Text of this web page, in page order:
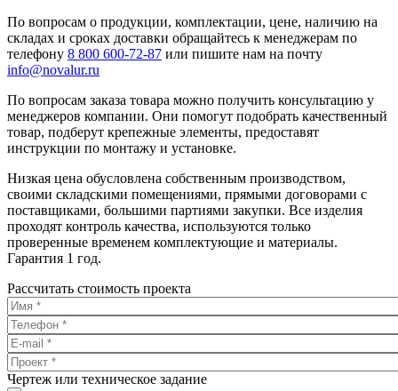
По вопросам о продукции, комплектации, цене, наличию на
складах и сроках доставки обращайтесь к менеджерам по
телефону 8 800 600-72-87 или пишите нам на почту
info@novalur.ru
По вопросам заказа товара можно получить консультацию у
менеджеров компании. Они помогут подобрать качественный
товар, подберут крепежные элементы, предоставят
инструкции по монтажу и установке.
Низкая цена обусловлена собственным производством,
своими складскими помещениями, прямыми договорами с
поставщиками, большими партиями закупки. Все изделия
проходят контроль качества, используются только
проверенные временем комплектующие и материалы.
Гарантия 1 год.
Рассчитать стоимость проекта
Чертеж или техническое задание